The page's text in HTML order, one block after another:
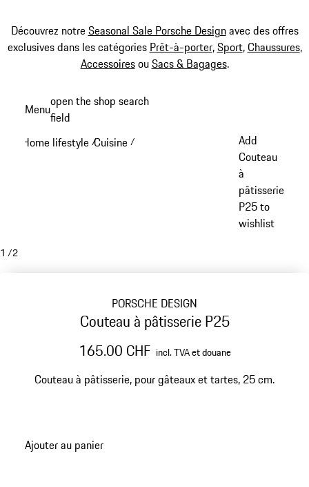
Découvrez notreSeasonal Sale Porsche Designavec des offres
exclusives dans les catégories Prêt-à-porter,Sport,Chaussures,
AccessoiresouSacs & Bagages.
principal
Menuopen the shop search
field
Home lifestyle /Cuisine /
Add
Couteau
à
pâtisserie
P25 to
wishlist
1 /2
PORSCHE DESIGN
Couteau à pâtisserie P25
165.00 CHF incl. TVA et douane
Couteau à pâtisserie, pour gâteaux et tartes, 25 cm.
Ajouter au panier